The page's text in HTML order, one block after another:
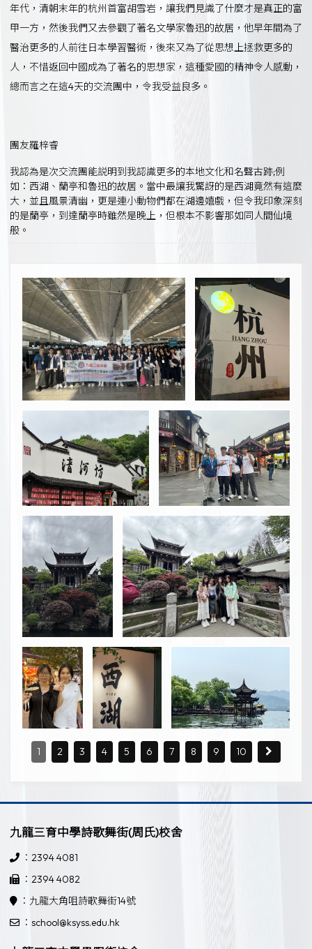
年代，清朝末年的杭州首富胡雪岩，讓我們見識了什麼才是真正的富
甲一方，然後我們又去參觀了著名文學家魯迅的故居，他早年間為了
醫治更多的人前往日本學習醫術，後來又為了從思想上拯救更多的
人，不惜返回中國成為了著名的思想家，這種愛國的精神令人感動，
總而言之在這4天的交流團中，令我受益良多。
團友羅梓睿
我認為是次交流團能説明到我認識更多的本地文化和名聲古跡;例
如：西湖、蘭亭和魯迅的故居。當中最讓我驚訝的是西湖竟然有這麼
大，並且風景清幽，更是連小動物們都在湖邊嬉戲，但令我印象深刻
的是蘭亭，到達蘭亭時雖然是晚上，但根本不影響那如同人間仙境
般。
1 2 3 4 5 6 7 8 9 10
九龍三育中學詩歌舞街(周氏)校舍
：2394 4081
：2394 4082
：九龍大角咀詩歌舞街14號
：school@ksyss.edu.hk